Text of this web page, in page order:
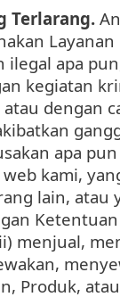
Terlarang.
Layanan
ilegal apa
kegiatan
dengan
apa pun
kami,
lain, atau
Ketentuan
menjual,
Produk,